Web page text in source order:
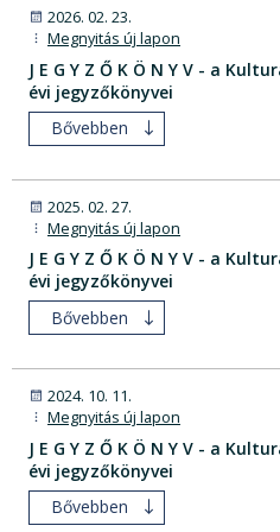
2026. 02. 23.
Megnyitás új lapon
J E G Y Z Ő K Ö N Y V - a
évi jegyzőkönyvei
Bővebben
2025. 02. 27.
Megnyitás új lapon
J E G Y Z Ő K Ö N Y V - a
évi jegyzőkönyvei
Bővebben
2024. 10. 11.
Megnyitás új lapon
J E G Y Z Ő K Ö N Y V - a
évi jegyzőkönyvei
Bővebben